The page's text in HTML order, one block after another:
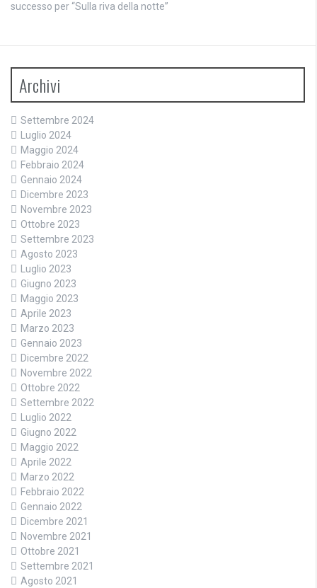
successo per “Sulla riva della notte”
Archivi
Settembre 2024
Luglio 2024
Maggio 2024
Febbraio 2024
Gennaio 2024
Dicembre 2023
Novembre 2023
Ottobre 2023
Settembre 2023
Agosto 2023
Luglio 2023
Giugno 2023
Maggio 2023
Aprile 2023
Marzo 2023
Gennaio 2023
Dicembre 2022
Novembre 2022
Ottobre 2022
Settembre 2022
Luglio 2022
Giugno 2022
Maggio 2022
Aprile 2022
Marzo 2022
Febbraio 2022
Gennaio 2022
Dicembre 2021
Novembre 2021
Ottobre 2021
Settembre 2021
Agosto 2021